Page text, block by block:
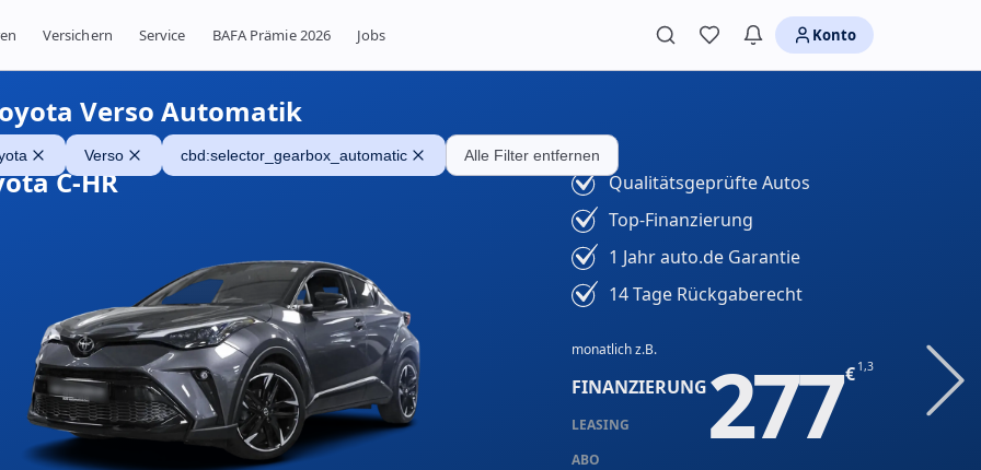
Versichern Service BAFA Prämie 2026 Jobs Konto
Verso Automatik
Verso cbd:selector_gearbox_automatic Alle Filter entfernen
C-HR
Qualitätsgeprüfte Autos
Top-Finanzierung
1 Jahr auto.de Garantie
14 Tage Rückgaberecht
monatlich z.B.
FINANZIERUNG
LEASING
ABO
277 1,3